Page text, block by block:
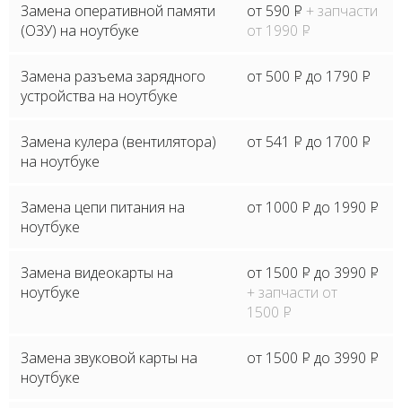
Замена оперативной памяти
(ОЗУ) на ноутбуке
от 590 P + запчасти
от 1990 P
Замена разъема зарядного
устройства на ноутбуке
от 500 P до 1790 P
Замена кулера (вентилятора)
на ноутбуке
от 541 P до 1700 P
Замена цепи питания на
ноутбуке
от 1000 P до 1990 P
Замена видеокарты на
ноутбуке
от 1500 P до 3990 P
+ запчасти от
1500 P
Замена звуковой карты на
ноутбуке
от 1500 P до 3990 P